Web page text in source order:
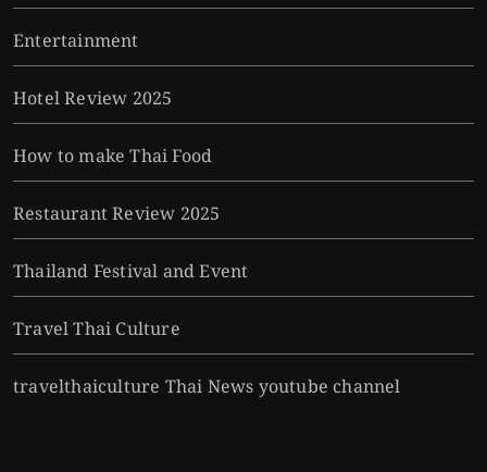
Entertainment
Hotel Review 2025
How to make Thai Food
Restaurant Review 2025
Thailand Festival and Event
Travel Thai Culture
travelthaiculture Thai News youtube channel